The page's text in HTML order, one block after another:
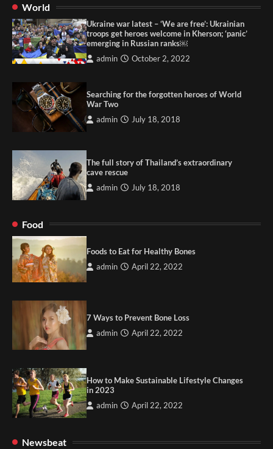
World
Ukraine war latest – ‘We are free’: Ukrainian
troops get heroes welcome in Kherson; ‘panic’
emerging in Russian ranks￼
admin October 2, 2022
Searching for the forgotten heroes of World
War Two
admin July 18, 2018
The full story of Thailand’s extraordinary
cave rescue
admin July 18, 2018
Food
Foods to Eat for Healthy Bones
admin April 22, 2022
7 Ways to Prevent Bone Loss
admin April 22, 2022
How to Make Sustainable Lifestyle Changes
in 2023
admin April 22, 2022
Newsbeat